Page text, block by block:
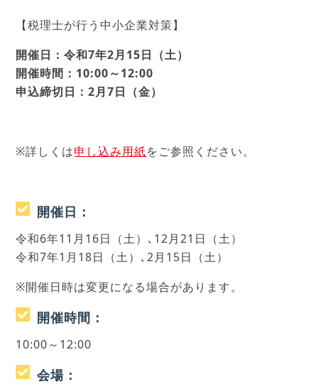
【税理士が行う中小企業対策】
開催日：令和7年2月15日（土）
開催時間：10:00～12:00
申込締切日：2月7日（金）
※詳しくは申し込み用紙をご参照ください。
開催日：
令和6年11月16日（土）､12月21日（土）
令和7年1月18日（土）､2月15日（土）
※開催日時は変更になる場合があります。
開催時間：
10:00～12:00
会場：